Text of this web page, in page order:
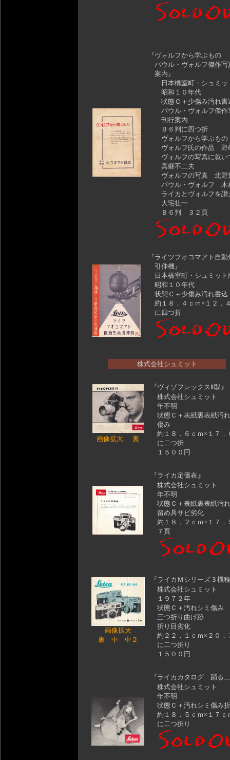
『ヴォルフから学ぶもの
パウル・ヴォルフ傑作写
案内』
日本橋室町・シュミッ
昭和１０年代
状態Ｃ＋少傷み汚れ書
パウル・ヴォルフ傑作
刊行案内
Ｂ６判に四つ折
ヴォルフから学ぶもの
ヴォルフ氏の作品 野
ヴォルフの写真に就
真継不二夫
ヴォルフの写真 北野
パウル・ヴォルフ 木
ライカとヴォルフを讃
大宅壮一
Ｂ６判 ３２頁
『ライツフオコマアト自動
引伸機』
日本橋室町・シュミット
昭和１０年代
状態Ｃ＋少傷み汚れ書込
約１８．４ｃｍ×１２．
に四つ折
株式会社シュミット
画像拡大 裏
『ヴィゾフレックスⅡ型 』
株式会社シュミット
年不明
状態Ｃ＋表紙裏表紙汚れ
傷み
約１８．６ｃｍ×１７．
に二つ折
１５００円
『ライカ定価表 』
株式会社シュミット
年不明
状態Ｃ＋表紙裏表紙汚
留め具サビ劣化
約１８．２ｃｍ×１７．
７頁
画像拡大
裏
中 中２
『ライカＭシリーズ３機種
株式会社シュミット
１９７２年
状態Ｃ＋汚れシミ傷み
三つ折り曲げ跡
折り目劣化
約２２．１ｃｍ×２０．
に二つ折り
１５００円
『ライカカタログ 踊る
株式会社シュミット
年不明
状態Ｃ＋汚れシミ傷み
約１８．５ｃｍ×１７ｃ
に二つ折り